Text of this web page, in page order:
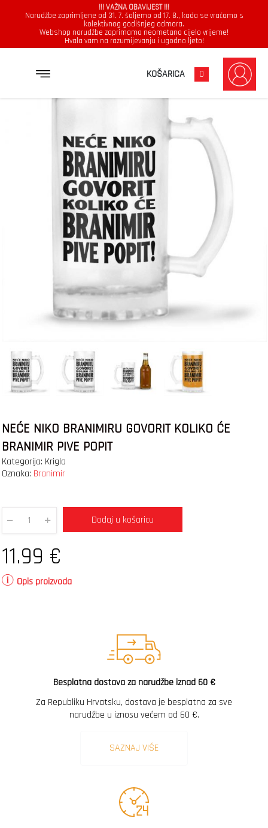
!!! VAŽNA OBAVIJEST !!!
Narudžbe zaprimljene od 31. 7. šaljemo od 17. 8., kada se vraćamo s
kolektivnog godišnjeg odmora.
Webshop narudžbe zaprimamo neometano cijelo vrijeme!
Hvala vam na razumijevanju i ugodno ljeto!
KOŠARICA 0
NEĆE NIKO BRANIMIRU GOVORIT KOLIKO ĆE BRANIMIR PIVE POPIT
NEĆE NIKO BRANIMIRU GOVORIT KOLIKO ĆE
BRANIMIR PIVE POPIT
Kategorija: Krigla
Oznaka: Branimir
Quantity
Dodaj u košaricu
11.99 €
Opis proizvoda
Besplatna dostava za narudžbe iznad 60 €
Za Republiku Hrvatsku, dostava je besplatna za sve
narudžbe u iznosu većem od 60 €.
SAZNAJ VIŠE